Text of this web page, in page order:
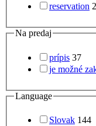
reservation 2
Na predaj
prípis 37
je možné
Language
Slovak 144